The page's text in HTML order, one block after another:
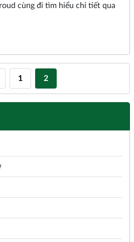
cùng đi tìm hiểu chi tiết qua
1 2